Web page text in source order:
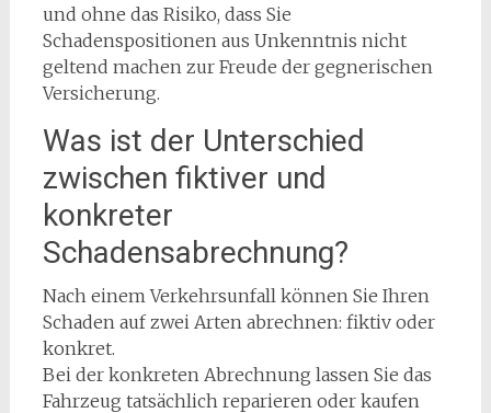
und ohne das Risiko, dass Sie
Schadenspositionen aus Unkenntnis nicht
geltend machen zur Freude der gegnerischen
Versicherung.
Was ist der Unterschied
zwischen fiktiver und
konkreter
Schadensabrechnung?
Nach einem Verkehrsunfall können Sie Ihren
Schaden auf zwei Arten abrechnen: fiktiv oder
konkret.
Bei der konkreten Abrechnung lassen Sie das
Fahrzeug tatsächlich reparieren oder kaufen